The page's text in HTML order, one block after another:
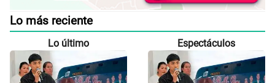
Lo más reciente
Lo último Espectáculos